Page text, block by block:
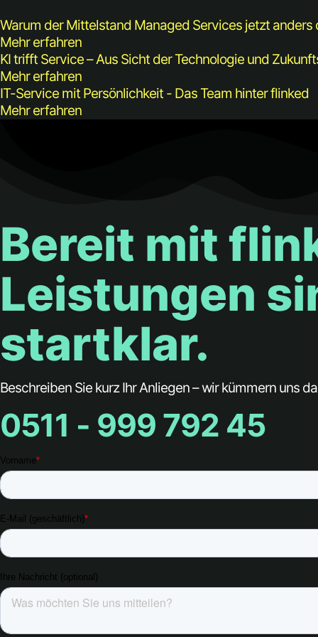
Warum der Mittelstand Managed Services jetzt anders
Mehr erfahren
KI trifft Service – Aus Sicht der Technologie und
Mehr erfahren
IT-Service mit Persönlichkeit - Das Team hinter flinked
Mehr erfahren
Bereit mit
Leistungen
startklar.
Beschreiben Sie kurz Ihr Anliegen – wir kümmern uns
0511 - 999 792 45